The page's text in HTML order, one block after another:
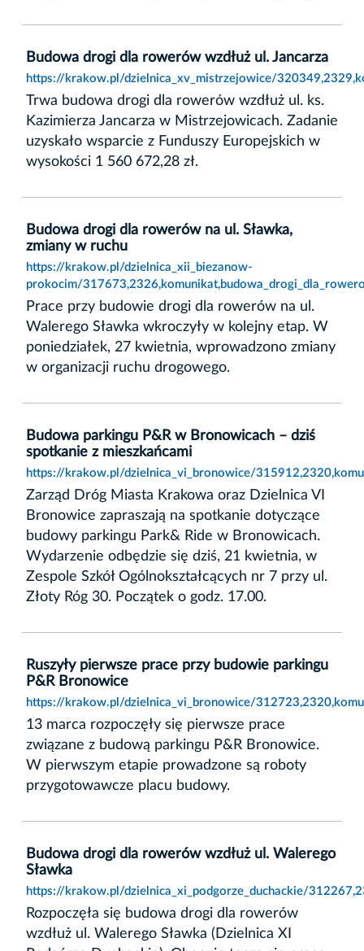
Budowa drogi dla rowerów wzdłuż ul. Jancarza
https://krakow.pl/dzielnica_xv_mistrzejowice/
Trwa budowa drogi dla rowerów wzdłuż ul. ks.
Kazimierza Jancarza w Mistrzejowicach. Zadanie
uzyskało wsparcie z Funduszy Europejskich w
wysokości 1 560 672,28 zł.
Budowa drogi dla rowerów na ul. Sławka,
zmiany w ruchu
https://krakow.pl/dzielnica_xii_biezanow-
prokocim/
Prace przy budowie drogi dla rowerów na ul.
Walerego Sławka wkroczyły w kolejny etap. W
poniedziałek, 27 kwietnia, wprowadzono zmiany
w organizacji ruchu drogowego.
Budowa parkingu P&R w Bronowicach – dziś
spotkanie z mieszkańcami
https://krakow.pl/dzielnica_vi_bronowice/
Zarząd Dróg Miasta Krakowa oraz Dzielnica VI
Bronowice zapraszają na spotkanie dotyczące
budowy parkingu Park& Ride w Bronowicach.
Wydarzenie odbędzie się dziś, 21 kwietnia, w
Zespole Szkół Ogólnokształcących nr 7 przy ul.
Złoty Róg 30. Początek o godz. 17.00.
Ruszyły pierwsze prace przy budowie parkingu
P&R Bronowice
https://krakow.pl/dzielnica_vi_bronowice/
13 marca rozpoczęły się pierwsze prace
związane z budową parkingu P&R Bronowice.
W pierwszym etapie prowadzone są roboty
przygotowawcze placu budowy.
Budowa drogi dla rowerów wzdłuż ul. Walerego
Sławka
https://krakow.pl/dzielnica_xi_podgorze_duchackie/
Rozpoczęła się budowa drogi dla rowerów
wzdłuż ul. Walerego Sławka (Dzielnica XI